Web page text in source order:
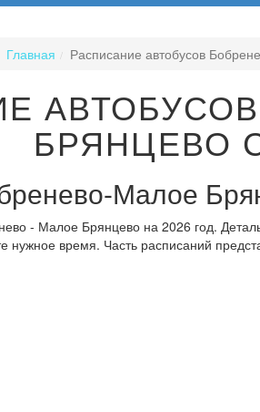
Главная Расписание автобусов
БРЯНЦЕВО
Малое
- Малое Брянцево на 2026 год.
нужное время. Часть расписаний